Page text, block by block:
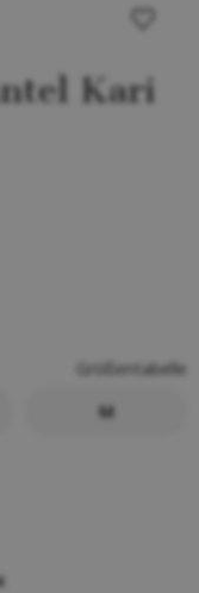
Kari
Größentabelle
M